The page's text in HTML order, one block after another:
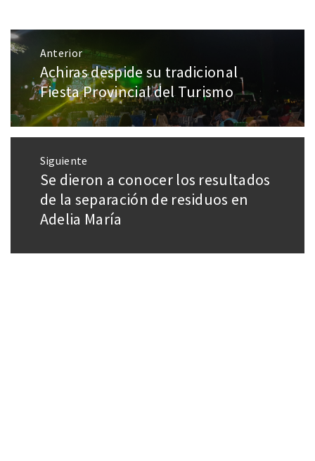
Anterior
Achiras despide su tradicional
Fiesta Provincial del Turismo
Siguiente
Se dieron a conocer los resultados
de la separación de residuos en
Adelia María